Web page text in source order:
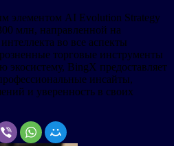
элементом AI Evolution Strategy
млн, направленной на
во все аспекты
торговые инструменты
экосистему, BingX предоставляет
инсайты,
и уверенность в своих